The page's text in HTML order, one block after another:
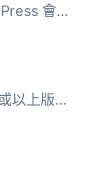
若您未登入查看網站，WordPress 會將您導向登入頁面
此外掛僅支援使用 PHP 5.2 或以上版本。 當引用文章時，可選...